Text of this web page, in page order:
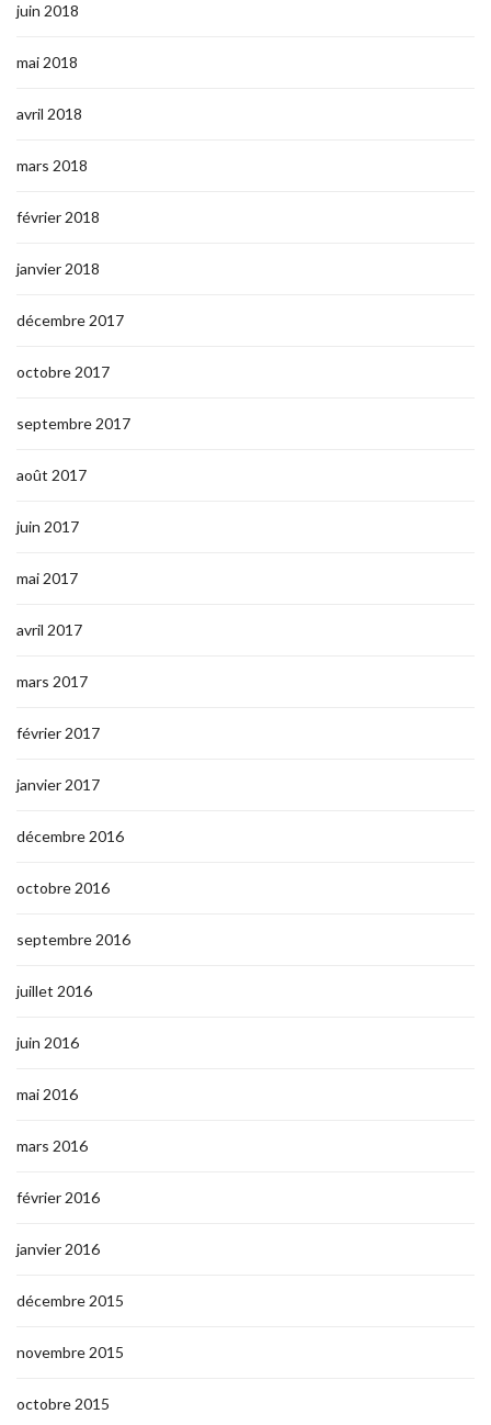
juin 2018
mai 2018
avril 2018
mars 2018
février 2018
janvier 2018
décembre 2017
octobre 2017
septembre 2017
août 2017
juin 2017
mai 2017
avril 2017
mars 2017
février 2017
janvier 2017
décembre 2016
octobre 2016
septembre 2016
juillet 2016
juin 2016
mai 2016
mars 2016
février 2016
janvier 2016
décembre 2015
novembre 2015
octobre 2015